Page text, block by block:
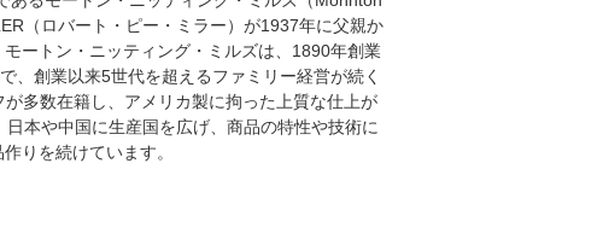
（ロバート・ピー・ミラー）が1937年に父親か
ートン・ニッティング・ミルズは、1890年創業
、創業以来5世代を超えるファミリー経営が続く
多数在籍し、アメリカ製に拘った上質な仕上が
本や中国に生産国を広げ、商品の特性や技術に
りを続けています。